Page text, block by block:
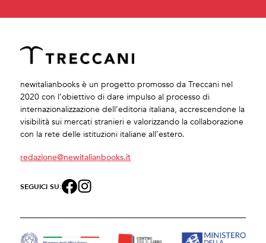
newitalianbooks è un progetto promosso da Treccani nel
2020 con l’obiettivo di dare impulso al processo di
internazionalizzazione dell’editoria italiana, accrescendone la
visibilità sui mercati stranieri e valorizzando la collaborazione
con la rete delle istituzioni italiane all’estero.
redazione@newitalianbooks.it
SEGUICI SU: